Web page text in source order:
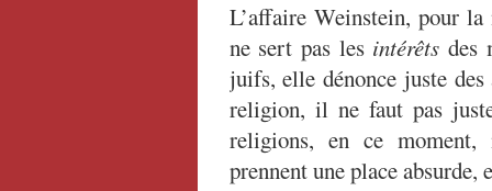
L’affaire Weinstein, pour
ne sert pas les intérêtsdes
juifs, elle dénonce juste
religion, il ne faut pas
religions, en ce
prennent une place